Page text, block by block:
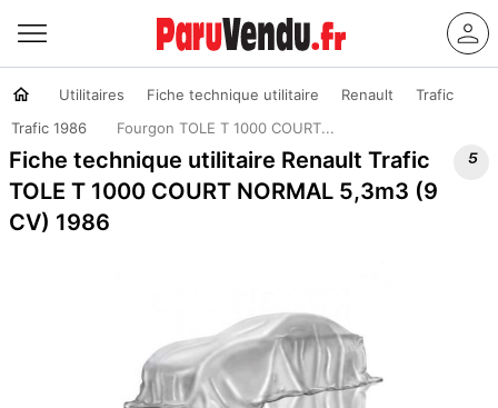
Utilitaires Fiche technique utilitaire Renault
Trafic
Trafic 1986
Fourgon TOLE T 1000 COURT...
Fiche technique utilitaire Renault Trafic
TOLE T 1000 COURT NORMAL 5,3m3 (9
CV) 1986
